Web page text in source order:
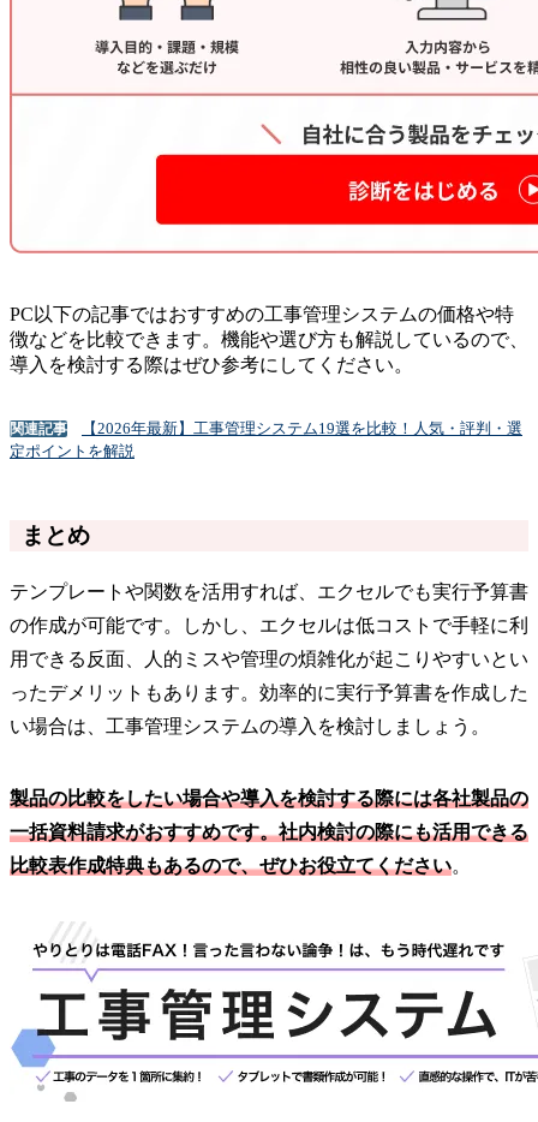
PC以下の記事ではおすすめの工事管理システムの価格や特
徴などを比較できます。機能や選び方も解説しているので、
導入を検討する際はぜひ参考にしてください。
関連記事
【2026年最新】工事管理システム19選を比較！人気・評判・選
定ポイントを解説
まとめ
テンプレートや関数を活用すれば、エクセルでも実行予算書
の作成が可能です。しかし、エクセルは低コストで手軽に利
用できる反面、人的ミスや管理の煩雑化が起こりやすいとい
ったデメリットもあります。効率的に実行予算書を作成した
い場合は、工事管理システムの導入を検討しましょう。
製品の比較をしたい場合や導入を検討する際には各社製品の
一括資料請求がおすすめです。社内検討の際にも活用できる
比較表作成特典もあるので、ぜひお役立てください。